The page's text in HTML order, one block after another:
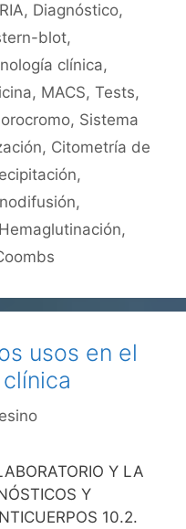
RIA, Diagnóstico,
blot,
clínica,
, MACS, Tests,
, Sistema
, Citometría de
,
,
Hemaglutinación,
usos en el
Y LA
Y
10.2.